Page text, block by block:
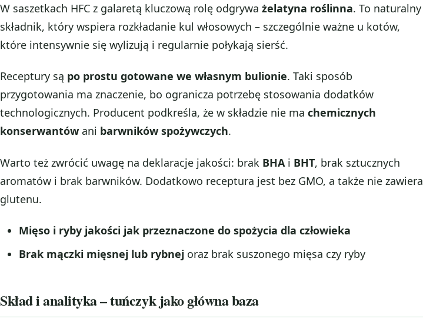
W saszetkach HFC z galaretą kluczową rolę odgrywa żelatyna roślinna. To naturalny
składnik, który wspiera rozkładanie kul włosowych – szczególnie ważne u kotów,
które intensywnie się wylizują i regularnie połykają sierść.
Receptury są po prostu gotowane we własnym bulionie. Taki sposób
przygotowania ma znaczenie, bo ogranicza potrzebę stosowania dodatków
technologicznych. Producent podkreśla, że w składzie nie ma chemicznych
konserwantów ani barwników spożywczych.
Warto też zwrócić uwagę na deklaracje jakości: brak BHA i BHT, brak sztucznych
aromatów i brak barwników. Dodatkowo receptura jest bez GMO, a także nie zawiera
glutenu.
Mięso i ryby jakości jak przeznaczone do spożycia dla człowieka
Brak mączki mięsnej lub rybnejoraz brak suszonego mięsa czy ryby
Skład i analityka – tuńczyk jako główna baza